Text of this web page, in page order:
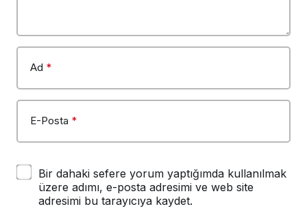
Ad *
E-Posta *
Bir dahaki sefere yorum yaptığımda kullanılmak
üzere adımı, e-posta adresimi ve web site
adresimi bu tarayıcıya kaydet.